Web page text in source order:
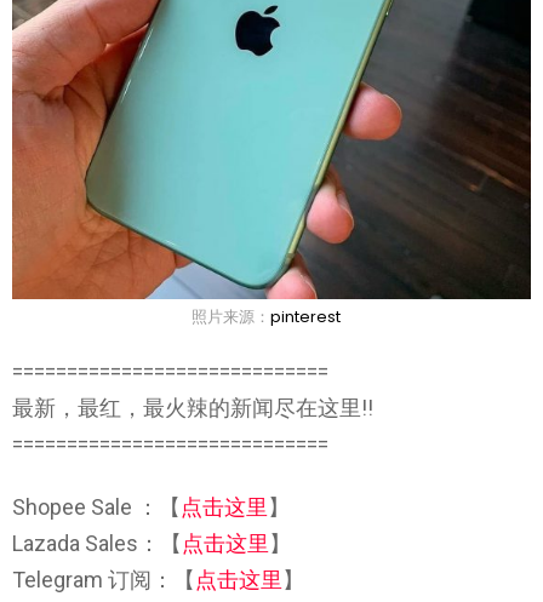
照片来源： pinterest
=============================
最新，最红，最火辣的新闻尽在这里!!
=============================
Shopee Sale ：【 点击这里 】
Lazada Sales：【 点击这里 】
Telegram 订阅：【 点击这里 】